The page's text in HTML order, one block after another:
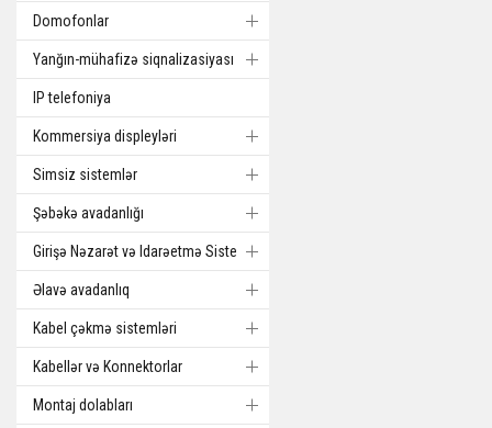
Domofonlar
Yanğın-mühafizə siqnalizasiyası
IP telefoniya
Kommersiya displeyləri
Simsiz sistemlər
Şəbəkə avadanlığı
Girişə Nəzarət və Idarəetmə Sistemi
Əlavə avadanlıq
Kabel çəkmə sistemləri
Kabellər və Konnektorlar
Montaj dolabları